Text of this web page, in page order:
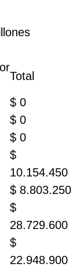
Total
$ 0
$ 0
$ 0
$
10.154.450
$ 8.803.250
$
28.729.600
$
22.948.900